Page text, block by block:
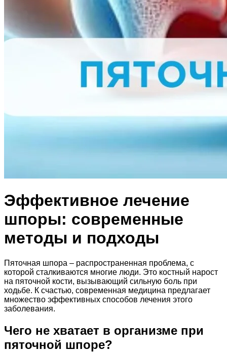
Эффективное лечение
шпоры: современные
методы и подходы
Пяточная шпора – распространенная проблема, с
которой сталкиваются многие люди. Это костный нарост
на пяточной кости, вызывающий сильную боль при
ходьбе. К счастью, современная медицина предлагает
множество эффективных способов лечения этого
заболевания.
Чего не хватает в организме при
пяточной шпоре?